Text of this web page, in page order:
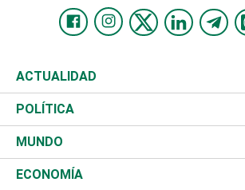
ACTUALIDAD
Nacional
Ciudad
Educación
POLÍTICA
Partidos
JCE
MUNDO
Estados Unidos
ECONOMÍA